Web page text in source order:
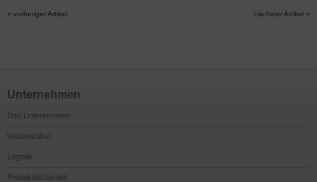
« vorheriger Artikel nächster Artikel »
Unternehmen
Das Unternehmen
Werbeartikel
Logistik
Produktsicherheit